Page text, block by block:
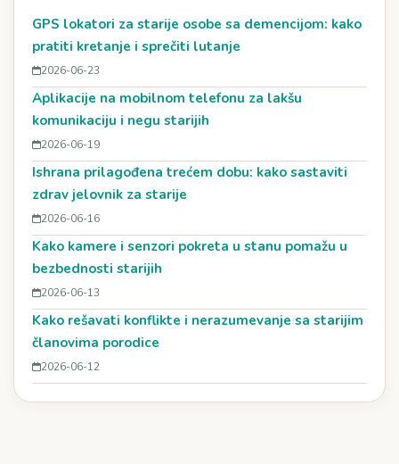
GPS lokatori za starije osobe sa demencijom: kako
pratiti kretanje i sprečiti lutanje
2026-06-23
Aplikacije na mobilnom telefonu za lakšu
komunikaciju i negu starijih
2026-06-19
Ishrana prilagođena trećem dobu: kako sastaviti
zdrav jelovnik za starije
2026-06-16
Kako kamere i senzori pokreta u stanu pomažu u
bezbednosti starijih
2026-06-13
Kako rešavati konflikte i nerazumevanje sa starijim
članovima porodice
2026-06-12